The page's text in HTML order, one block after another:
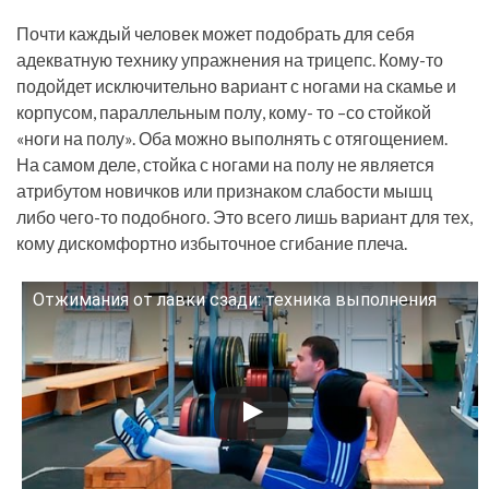
Почти каждый человек может подобрать для себя
адекватную технику упражнения на трицепс. Кому-то
подойдет исключительно вариант с ногами на скамье и
корпусом, параллельным полу, кому- то –со стойкой
«ноги на полу». Оба можно выполнять с отягощением.
На самом деле, стойка с ногами на полу не является
атрибутом новичков или признаком слабости мышц
либо чего-то подобного. Это всего лишь вариант для тех,
кому дискомфортно избыточное сгибание плеча.
Отжимания от лавки сзади: техника выполнения
Смотрите это видео на YouTube